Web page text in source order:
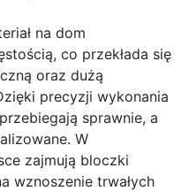
na dom
co przekłada się
oraz dużą
precyzji wykonania
sprawnie, a
W
zajmują bloczki
wznoszenie trwałych